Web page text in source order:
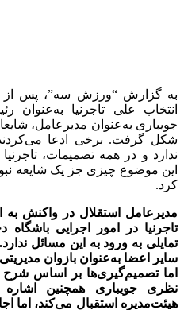
به گزارش “ورزش سه”، پس از
انتخاب علی تاجرنیا
جویباری به‌عنوان مدیرعامل،
شکل گرفت. برخی ادعا می‌کردند
ندارد و در همه تصمیمات،
این موضوع چیزی جز یک شایعه
کرد.
مدیرعامل استقلال در واکنش به
تاجرنیا در امور اجرایی
تمایلی به ورود به این مسائل
سایر اعضا به‌عنوان بازوان
اما تصمیم‌گیری‌ها بر اساس
نظری جویباری همچنین
هیئت‌مدیره استقبال می‌کند، اما